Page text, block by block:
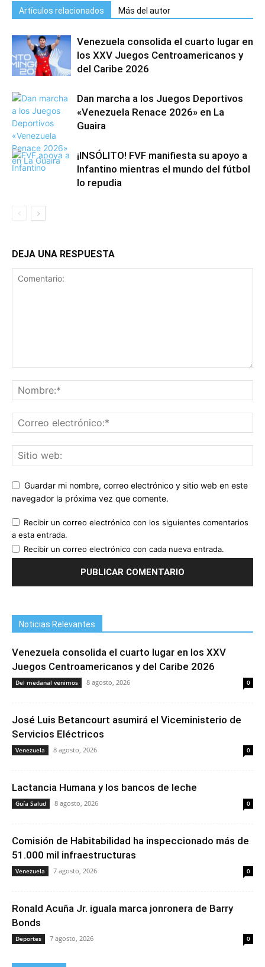
Artículos relacionados Más del autor
Venezuela consolida el cuarto lugar en
los XXV Juegos Centroamericanos y
del Caribe 2026
Dan marcha a los Juegos Deportivos
«Venezuela Renace 2026» en La
Guaira
¡INSÓLITO! FVF manifiesta su apoyo a
Infantino mientras el mundo del fútbol
lo repudia
DEJA UNA RESPUESTA
Guardar mi nombre, correo electrónico y sitio web en este
navegador la próxima vez que comente.
Recibir un correo electrónico con los siguientes comentarios
a esta entrada.
Recibir un correo electrónico con cada nueva entrada.
Noticias Relevantes
Venezuela consolida el cuarto lugar en los XXV
Juegos Centroamericanos y del Caribe 2026
Del medanal venimos 8 agosto, 2026 0
José Luis Betancourt asumirá el Viceministerio de
Servicios Eléctricos
Venezuela 8 agosto, 2026 0
Lactancia Humana y los bancos de leche
Guía Salud 8 agosto, 2026 0
Comisión de Habitabilidad ha inspeccionado más de
51.000 mil infraestructuras
Venezuela 7 agosto, 2026 0
Ronald Acuña Jr. iguala marca jonronera de Barry
Bonds
Deportes 7 agosto, 2026 0